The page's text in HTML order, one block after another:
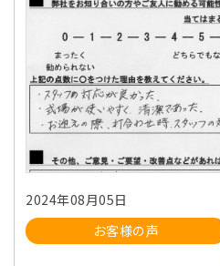
2024年08月05日
お客様の声